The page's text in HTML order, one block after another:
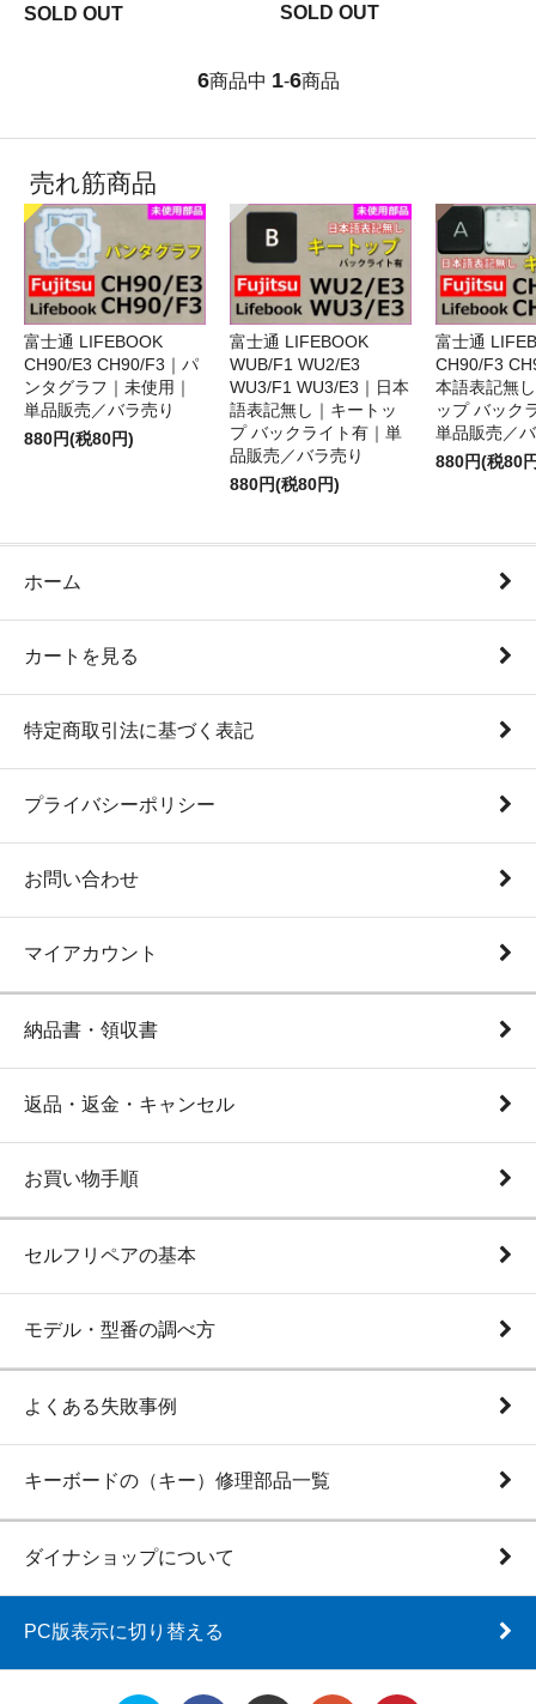
SOLD OUT
SOLD OUT
6商品中 1-6商品
売れ筋商品
富士通 LIFEBOOK
CH90/E3 CH90/F3｜パ
ンタグラフ｜未使用｜
単品販売／バラ売り
880円(税80円)
富士通 LIFEBOOK
WUB/F1 WU2/E3
WU3/F1 WU3/E3｜日本
語表記無し｜キートッ
プ バックライト有｜単
品販売／バラ売り
880円(税80円)
富士通
CH90/F3
本語表記無
ップ バック
単品販売／
880円(税80
ホーム
カートを見る
特定商取引法に基づく表記
プライバシーポリシー
お問い合わせ
マイアカウント
納品書・領収書
返品・返金・キャンセル
お買い物手順
セルフリペアの基本
モデル・型番の調べ方
よくある失敗事例
キーボードの（キー）修理部品一覧
ダイナショップについて
PC版表示に切り替える